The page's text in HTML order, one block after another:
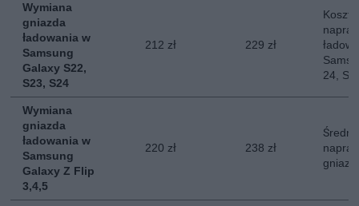
Wymiana
gniazda
ładowania w
Samsung
Galaxy S22,
S23, S24
212 zł 229 zł
Koszt
24,
Wymiana
gniazda
ładowania w
Samsung
Galaxy Z Flip
3,4,5
220 zł 238 zł
Średni